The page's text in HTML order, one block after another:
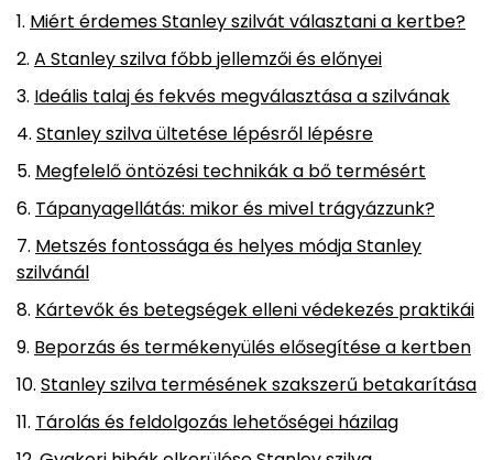
Miért érdemes Stanley szilvát választani a kertbe?
A Stanley szilva főbb jellemzői és előnyei
Ideális talaj és fekvés megválasztása a szilvának
Stanley szilva ültetése lépésről lépésre
Megfelelő öntözési technikák a bő termésért
Tápanyagellátás: mikor és mivel trágyázzunk?
Metszés fontossága és helyes módja Stanley
szilvánál
Kártevők és betegségek elleni védekezés praktikái
Beporzás és termékenyülés elősegítése a kertben
Stanley szilva termésének szakszerű betakarítása
Tárolás és feldolgozás lehetőségei házilag